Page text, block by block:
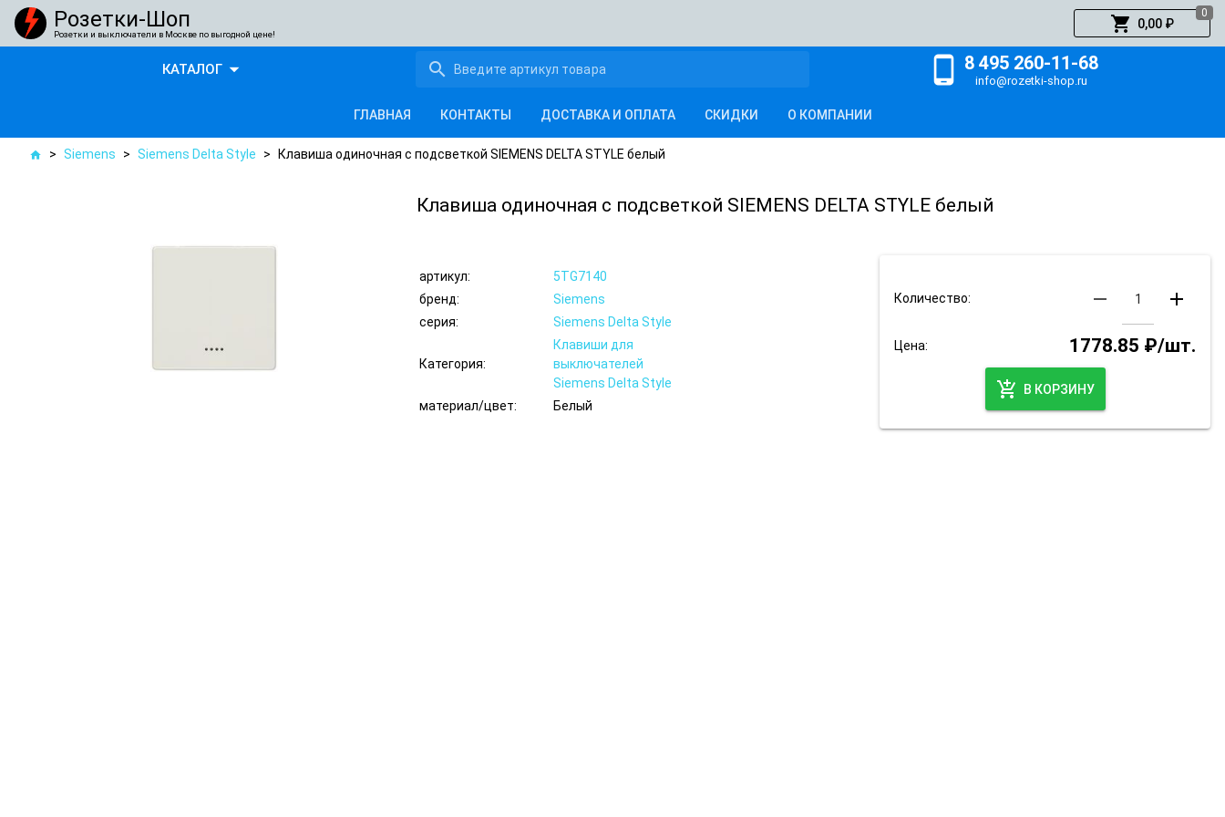
Розетки-Шоп
Розетки и выключатели в Москве по выгодной цене! shopping_cart 0,00 ₽
0
КАТАЛОГarrow_drop_down search phone_android 8 495 260-11-68
info@rozetki-shop.ru
ГЛАВНАЯ КОНТАКТЫ ДОСТАВКА И ОПЛАТА СКИДКИ О КОМПАНИИ
home > Siemens > Siemens Delta Style > Клавиша одиночная с подсветкой SIEMENS DELTA STYLE белый
Клавиша одиночная с подсветкой SIEMENS DELTA STYLE белый
артикул:
5TG7140
бренд:
Siemens
серия:
Siemens Delta Style
Категория:
Клавиши для
выключателей
Siemens Delta Style
материал/цвет:
Белый
Количество: remove add
Цена:
1778.85 ₽/шт.
add_shopping_cart
В КОРЗИНУ